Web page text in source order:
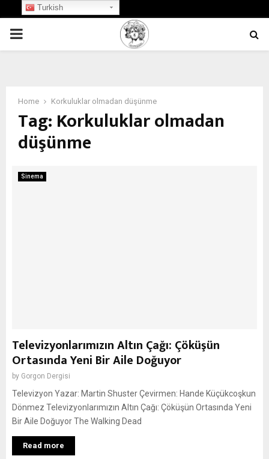
PRIMARY
Home Korkuluklar olmadan düşünme
Tag: Korkuluklar olmadan
düşünme
Sinema
Televizyonlarımızın Altın Çağı: Çöküşün
Ortasında Yeni Bir Aile Doğuyor
by Gorgon Dergisi
Televizyon Yazar: Martin Shuster Çevirmen: Hande Küçükcoşkun
Dönmez Televizyonlarımızın Altın Çağı: Çöküşün Ortasında Yeni
Bir Aile Doğuyor The Walking Dead
Read more
Turkish